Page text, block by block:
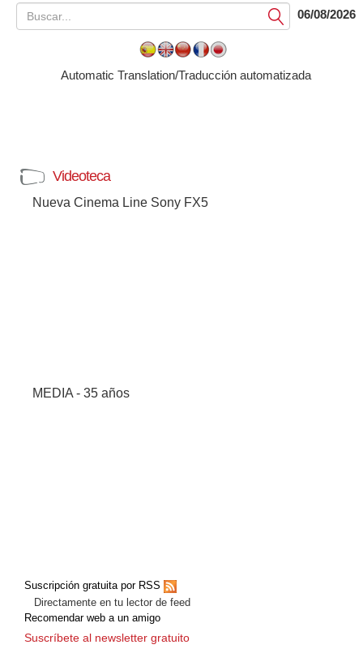
Submit06/08/2026
Automatic Translation/Traducción automatizada
Videoteca
Nueva Cinema Line Sony FX5
MEDIA - 35 años
Suscripción gratuita por RSS
Directamente en tu lector de feed
Recomendar web a un amigo
Suscríbete al newsletter gratuito